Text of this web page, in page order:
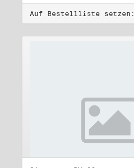
Auf Bestellliste setzen: